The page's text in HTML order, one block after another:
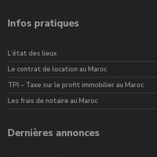
Infos pratiques
L’état des lieux
Le contrat de location au Maroc
TPI – Taxe sur le profit immobilier au Maroc
Les frais de notaire au Maroc
Dernières annonces